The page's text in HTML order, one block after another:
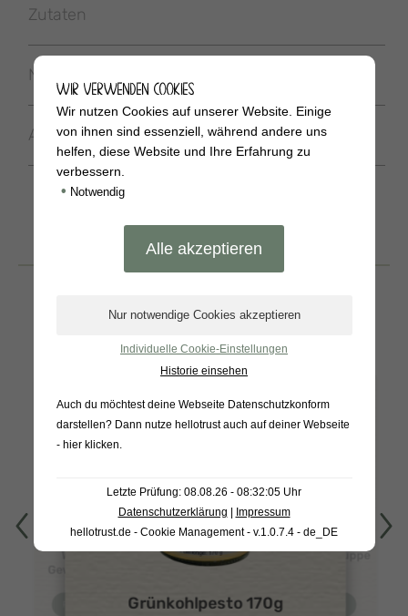
Zutaten
Nährwerte
Allergene
BELIEBTE
PRODUKTE
Warendorfer
Produkt anzeigenGrünkohlpesto 170g
Tomatencremesuppe
Produkt anzeigen
WIR VERWENDEN COOKIES
Wir nutzen Cookies auf unserer Website. Einige
von ihnen sind essenziell, während andere uns
helfen, diese Website und Ihre Erfahrung zu
verbessern.
• Notwendig
Individuelle Cookie-Einstellungen
Historie einsehen
Auch du möchtest deine Webseite Datenschutzkonform
darstellen? Dann nutze hellotrust auch auf deiner Webseite
- hier klicken.
Letzte Prüfung: 08.08.26 - 08:32:05 Uhr
Datenschutzerklärung
Impressum
hellotrust.de - Cookie Management - v.1.0.7.4 - de_DE